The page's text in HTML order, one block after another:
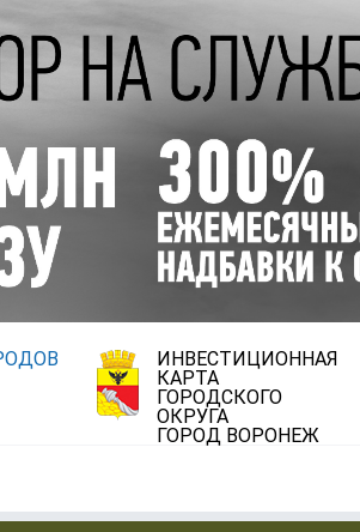
ИНВЕСТИЦИОННАЯ
КАРТА
ГОРОДСКОГО
ОКРУГА
ГОРОД ВОРОНЕЖ